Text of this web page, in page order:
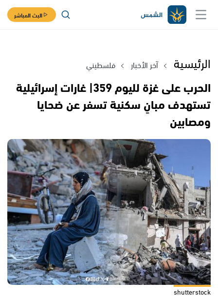
البث المباشر
الرئيسية آخر الأخبار فلسطيني
الحرب على غزة لليوم 359| غارات إسرائيلية
تستهدف مبانٍ سكنية تسفر عن ضحايا
ومصابين
shutterstock